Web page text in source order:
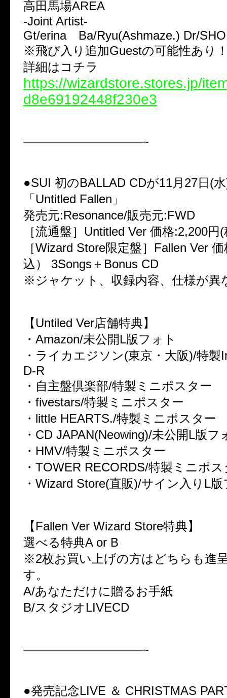
高田馬場AREA
-Joint Artist-
Gt/erina Ba/Ryu(Ashmaze.) Dr/SHO
※飛び入り追加Guestの可能性あり
詳細はコチラ
https://wizardstore.stores.jp/
d8e69192448f230e3
——————————-
●SUI 初のBALLAD CDが11月27日(
「Untitled Fallen」
発売元:Resonance/販売元:FWD
［流通盤］Untitled Ver 価格:2,200円
［Wizard Store限定盤］Fallen Ver
込） 3Songs＋Bonus CD
※ジャケット、収録内容、仕様が異
【Untiled Ver店舗特典】
・Amazon/未公開L版フォト
・ライカエジソン(東京・大阪)/特製
D-R
・自主盤倶楽部/特製ミニポスター
・fivestars/特製ミニポスター
・little HEARTS./特製ミニポスター
・CD JAPAN(Neowing)/未公開L版フ
・HMV/特製ミニポスター
・TOWER RECORDS/特製ミニポ
・Wizard Store(直販)/サイン入りL
【Fallen Ver Wizard Store特典】
選べる特典A or B
※2枚お買い上げの方はどちらも進
す。
A/あなただけに贈るお手紙
B/スタジオLIVECD
——————————-
●発売記念LIVE ＆ CHRISTMAS